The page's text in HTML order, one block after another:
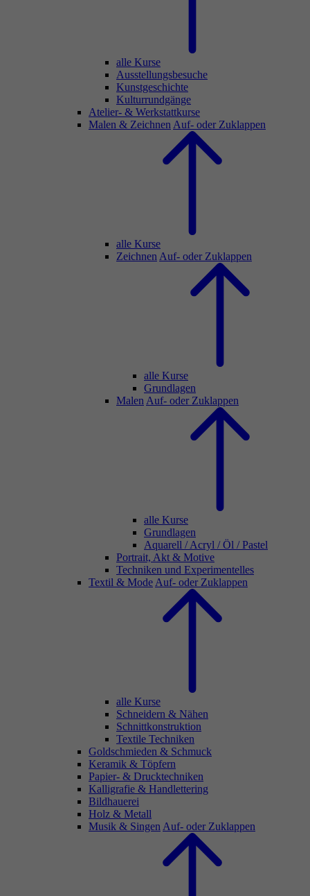
alle Kurse
Ausstellungsbesuche
Kunstgeschichte
Kulturrundgänge
Atelier- & Werkstattkurse
Malen & Zeichnen Auf- oder Zuklappen
alle Kurse
Zeichnen Auf- oder Zuklappen
alle Kurse
Grundlagen
Malen Auf- oder Zuklappen
alle Kurse
Grundlagen
Aquarell / Acryl / Öl / Pastel
Portrait, Akt & Motive
Techniken und Experimentelles
Textil & Mode Auf- oder Zuklappen
alle Kurse
Schneidern & Nähen
Schnittkonstruktion
Textile Techniken
Goldschmieden & Schmuck
Keramik & Töpfern
Papier- & Drucktechniken
Kalligrafie & Handlettering
Bildhauerei
Holz & Metall
Musik & Singen Auf- oder Zuklappen